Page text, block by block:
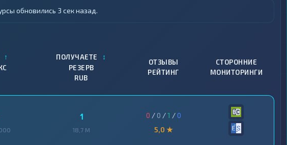
обновились 4 сек назад.
↑ ПОЛУЧАЕТЕ ↕
РЕЗЕРВ
RUB
ОТЗЫВЫ
РЕЙТИНГ
СТОРОННИЕ
МОНИТОРИНГИ
1
18,7 M
0 / 0 /1 /0
5,0 ★